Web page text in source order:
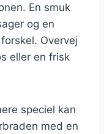
En smuk
og en
Overvej
eller en frisk
speciel kan
med en